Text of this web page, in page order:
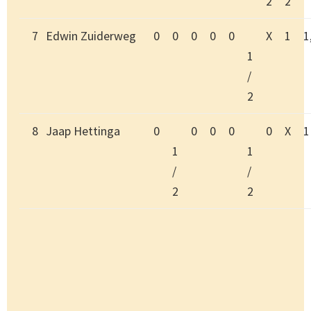
7 Edwin Zuiderweg 0 0 0 0
0
1
/
2
X 1
8 Jaap Hettinga
0
1
/
2
0 0
0
1
/
2
0 X 1